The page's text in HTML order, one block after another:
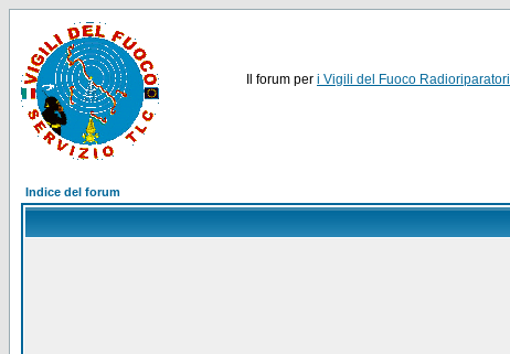
Il forum per i Vigili del Fuoco Radioriparatori
Indice del forum